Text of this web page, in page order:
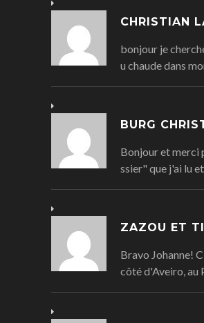
CHRISTIAN
bonjour je
u chaude dans
BURG
Bonjour et merci
ssier" que j'ai lu et
ZAZOU ET
Bravo Johanne!
côté d'Aveiro, au